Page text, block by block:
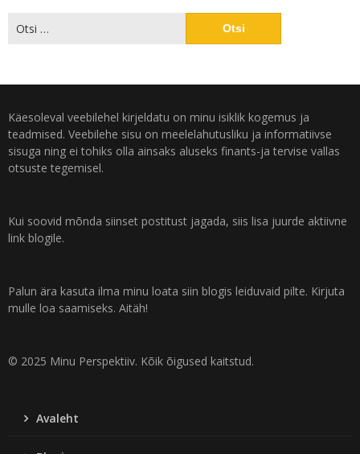
Käesoleval veebilehel kirjeldatu on minu isiklik kogemus ja
teadmised. Veebilehe sisu on meelelahutusliku ja informatiivse
sisuga ning ei tohiks olla ainsaks aluseks finants-ja tervise vallas
otsuste tegemisel.
Kui soovid mõnda siinset postitust jagada, siis lisa juurde aktiivne
link blogile.
Palun ära kasuta ilma minu loata siin blogis leiduvaid pilte. Kirjuta
mulle loa saamiseks. Aitäh!
© 2025 Minu Perspektiiv. Kõik õigused kaitstud.
Avaleht